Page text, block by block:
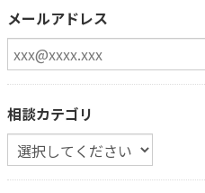
メールアドレス
相談カテゴリ